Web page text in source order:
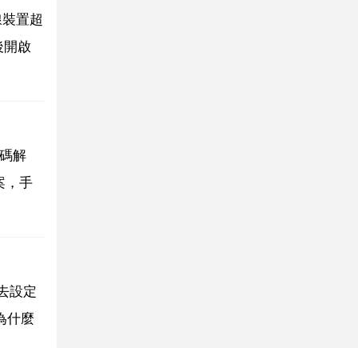
置超
開啟
解
，手
設定
什麼